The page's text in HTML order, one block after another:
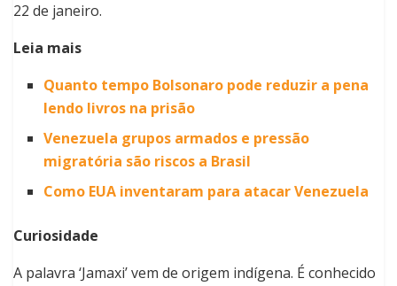
22 de janeiro.
Leia mais
Quanto tempo Bolsonaro pode reduzir a pena
lendo livros na prisão
Venezuela grupos armados e pressão
migratória são riscos a Brasil
Como EUA inventaram para atacar Venezuela
Curiosidade
A palavra ‘Jamaxi’ vem de origem indígena. É conhecido